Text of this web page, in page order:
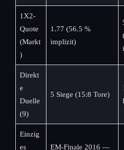
1X2-
Quote
(Markt
)
1.77 (56.5 %
implizit)
Direkt
e
Duelle
(9)
5 Siege (15:8 Tore)
Einzig
es
EM-Finale 2016 —